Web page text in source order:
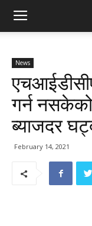
News
गर्न नसकेको
ब्याजदर
February 14, 2021